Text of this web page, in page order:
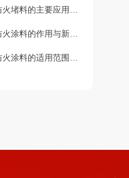
成都防火堵料的主要应用范围
成都防火涂料的作用与新型防火材料
成都防火涂料的适用范围与区分